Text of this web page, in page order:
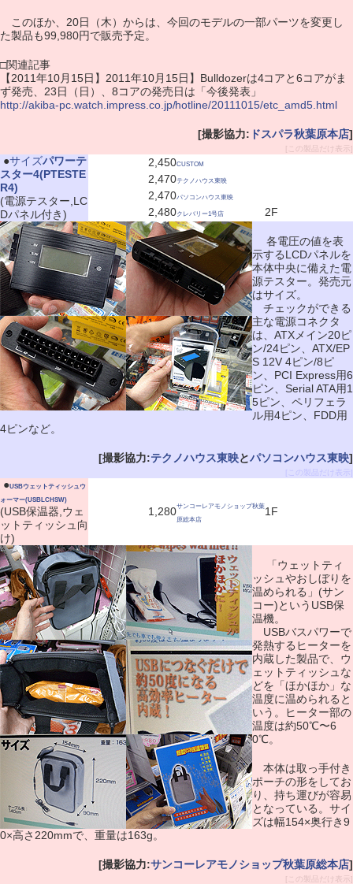
このほか、20日（木）からは、今回のモデルの一部パーツを変更し
た製品も99,980円で販売予定。
□関連記事
【2011年10月15日】2011年10月15日】Bulldozerは4コアと6コアがま
ず発売、23日（日）、8コアの発売日は「今後発表」
http://akiba-pc.watch.impress.co.jp/hotline/20111015/etc_amd5.html
[撮影協力: ドスパラ秋葉原本店]
[この製品だけ表示]
●サイズパワーテ
スター4(PTESTE
R4)
(電源テスター,LC
Dパネル付き)
2,450CUSTOM
2,470テクノハウス東映
2,470パソコンハウス東映
2,480クレバリー1号店 2F
各電圧の値を表
示するLCDパネルを
本体中央に備えた電
源テスター。発売元
はサイズ。
チェックができる
主な電源コネクタ
は、ATXメイン20ピ
ン/24ピン、ATX/EP
S 12V 4ピン/8ピ
ン、PCI Express用6
ピン、Serial ATA用1
5ピン、ペリフェラ
ル用4ピン、FDD用
4ピンなど。
[撮影協力:テクノハウス東映とパソコンハウス東映]
[この製品だけ表示]
●USBウェットティッシュウ
ォーマー(USBLCHSW)
(USB保温器,ウェ
ットティッシュ向
け)
1,280サンコーレアモノショップ秋葉
原総本店
1F
「ウェットティ
ッシュやおしぼりを
温められる」(サン
コー)というUSB保
温機。
USBバスパワーで
発熱するヒーターを
内蔵した製品で、ウ
ェットティッシュな
どを「ほかほか」な
温度に温められると
いう。ヒーター部の
温度は約50℃〜6
0℃。
本体は取っ手付き
ポーチの形をしてお
り、持ち運びが容易
となっている。サイ
ズは幅154×奥行き9
0×高さ220mmで、重量は163g。
[撮影協力:サンコーレアモノショップ秋葉原総本店]
[この製品だけ表示]